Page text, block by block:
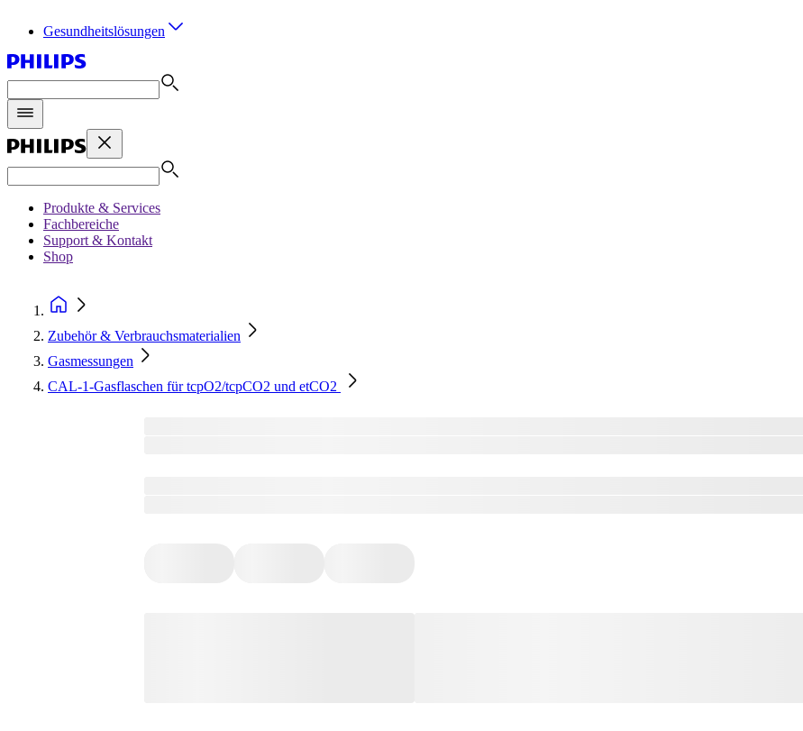
Gesundheitslösungen
Produkte & Services
Fachbereiche
Support & Kontakt
Shop
Zubehör & Verbrauchsmaterialien
Gasmessungen
CAL-1-Gasflaschen für tcpO2/tcpCO2 und etCO2